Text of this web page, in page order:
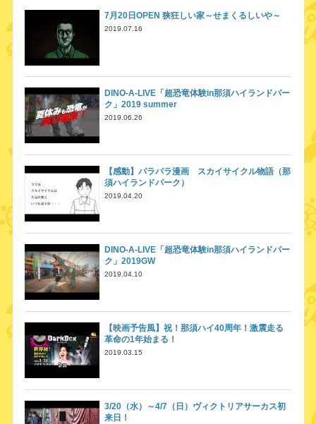
7月20日OPEN 狭狂しい家～せまくるしいや～
2019.07.16
DINO-A-LIVE「超恐竜体験in那須ハイランドパー
ク」2019 summer
2019.06.26
【感動】パラパラ漫画 スカイサイクル物語（那
須ハイランドパーク）
2019.04.20
DINO-A-LIVE「超恐竜体験in那須ハイランドパー
ク」2019GW
2019.04.10
【映画予告風】祝！那須ハイ40周年！激震走る
革命の1年始まる！
2019.03.15
3/20（水）～4/7（日）ヴィクトリアサーカス初
来日！